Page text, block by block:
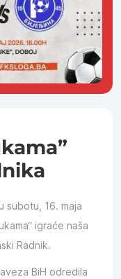
subotu, 16. maja
igraće naša
Radnik.
BiH odredila